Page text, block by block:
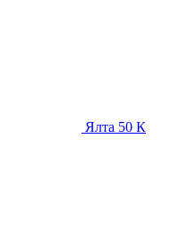
Ялта 50 К